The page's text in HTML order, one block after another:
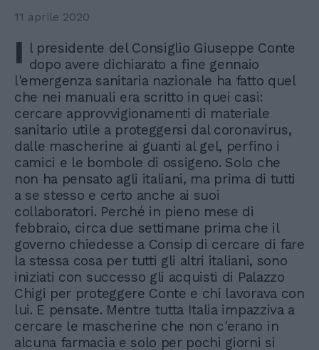
11 aprile 2020
I l presidente del Consiglio Giuseppe Conte
dopo avere dichiarato a fine gennaio
l'emergenza sanitaria nazionale ha fatto quel
che nei manuali era scritto in quei casi:
cercare approvvigionamenti di materiale
sanitario utile a proteggersi dal coronavirus,
dalle mascherine ai guanti al gel, perfino i
camici e le bombole di ossigeno. Solo che
non ha pensato agli italiani, ma prima di tutti
a se stesso e certo anche ai suoi
collaboratori. Perché in pieno mese di
febbraio, circa due settimane prima che il
governo chiedesse a Consip di cercare di fare
la stessa cosa per tutti gli altri italiani, sono
iniziati con successo gli acquisti di Palazzo
Chigi per proteggere Conte e chi lavorava con
lui. E pensate. Mentre tutta Italia impazziva a
cercare le mascherine che non c'erano in
alcuna farmacia e solo per pochi giorni si